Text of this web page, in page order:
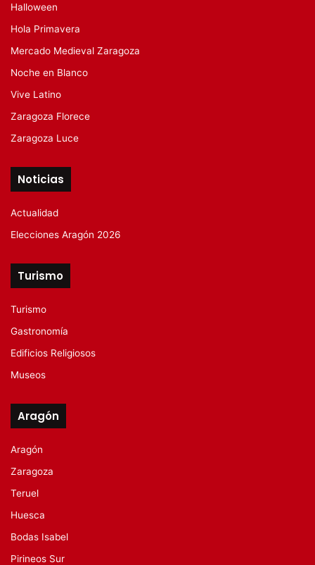
Halloween
Hola Primavera
Mercado Medieval Zaragoza
Noche en Blanco
Vive Latino
Zaragoza Florece
Zaragoza Luce
Noticias
Actualidad
Elecciones Aragón 2026
Turismo
Turismo
Gastronomía
Edificios Religiosos
Museos
Aragón
Aragón
Zaragoza
Teruel
Huesca
Bodas Isabel
Pirineos Sur